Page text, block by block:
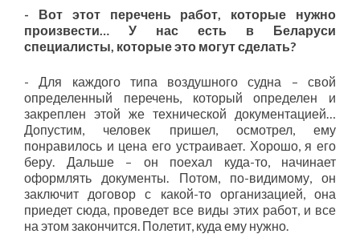
- Вот этот перечень работ, которые нужно
произвести… У нас есть в Беларуси
специалисты, которые это могут сделать?
- Для каждого типа воздушного судна – свой
определенный перечень, который определен и
закреплен этой же технической документацией…
Допустим, человек пришел, осмотрел, ему
понравилось и цена его устраивает. Хорошо, я его
беру. Дальше – он поехал куда-то, начинает
оформлять документы. Потом, по-видимому, он
заключит договор с какой-то организацией, она
приедет сюда, проведет все виды этих работ, и все
на этом закончится. Полетит, куда ему нужно.